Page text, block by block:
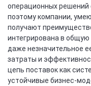
операционных решений
поэтому компании,
получают
интегрирована в
даже незначительное
затраты и
цепь поставок как
устойчивые бизнес-